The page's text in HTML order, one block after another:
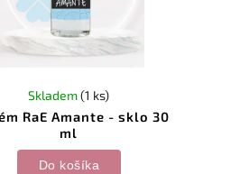
RaE Amante - sklo 30
ml
Skladem(1 ks)
Do košíka